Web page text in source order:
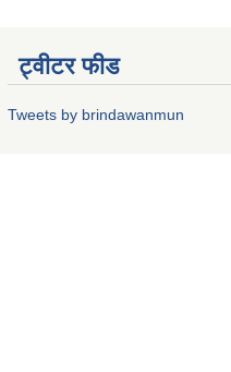
ट्वीटर फीड
Tweets by brindawanmun